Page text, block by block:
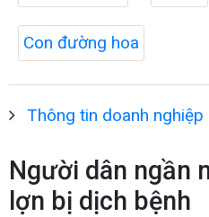
Con đường hoa
Thông tin doanh nghiệp
Người dân ngần
lợn bị dịch bệnh